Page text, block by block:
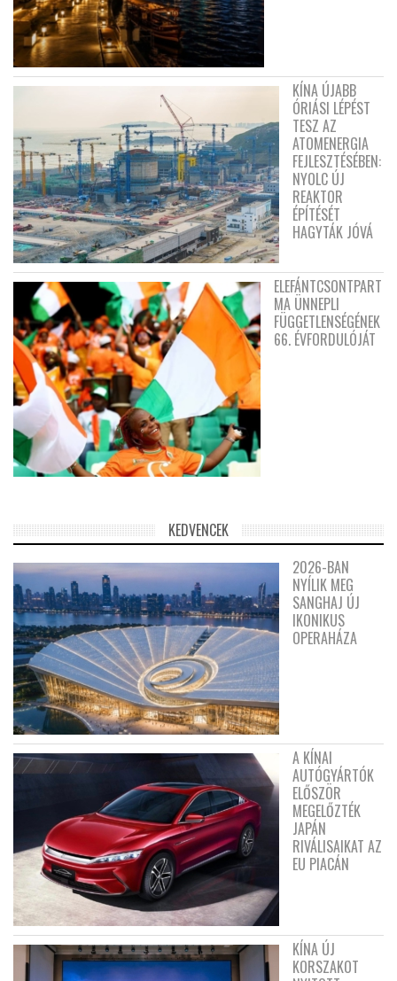
KÍNA ÚJABB
ÓRIÁSI LÉPÉST
TESZ AZ
ATOMENERGIA
FEJLESZTÉSÉBEN:
NYOLC ÚJ
REAKTOR
ÉPÍTÉSÉT
HAGYTÁK JÓVÁ
ELEFÁNTCSONTPART
MA ÜNNEPLI
FÜGGETLENSÉGÉNEK
66. ÉVFORDULÓJÁT
KEDVENCEK
2026-BAN
NYÍLIK MEG
SANGHAJ ÚJ
IKONIKUS
OPERAHÁZA
A KÍNAI
AUTÓGYÁRTÓK
ELŐSZÖR
MEGELŐZTÉK
JAPÁN
RIVÁLISAIKAT AZ
EU PIACÁN
KÍNA ÚJ
KORSZAKOT